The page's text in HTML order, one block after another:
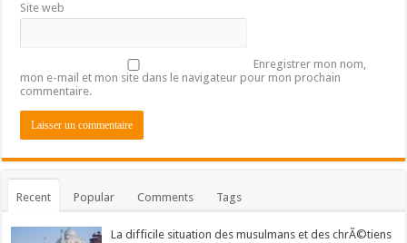
Site web
Enregistrer mon nom,
mon e-mail et mon site dans le navigateur pour mon prochain
commentaire.
Recent Popular Comments Tags
La difficile situation des musulmans et des chrÃ©tiens